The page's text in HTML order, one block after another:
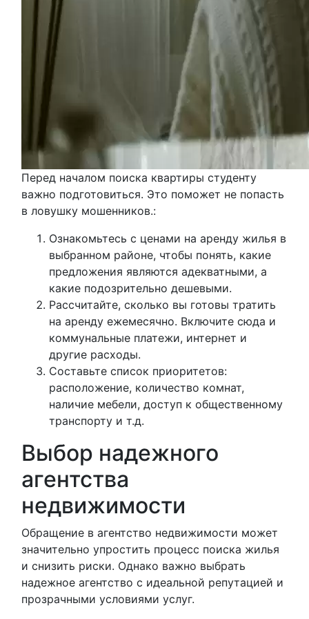
Перед началом поиска квартиры студенту
важно подготовиться. Это поможет не попасть
в ловушку мошенников.:
Ознакомьтесь с ценами на аренду жилья в
выбранном районе, чтобы понять, какие
предложения являются адекватными, а
какие подозрительно дешевыми.
Рассчитайте, сколько вы готовы тратить
на аренду ежемесячно. Включите сюда и
коммунальные платежи, интернет и
другие расходы.
Составьте список приоритетов:
расположение, количество комнат,
наличие мебели, доступ к общественному
транспорту и т.д.
Выбор надежного
агентства
недвижимости
Обращение в агентство недвижимости может
значительно упростить процесс поиска жилья
и снизить риски. Однако важно выбрать
надежное агентство с идеальной репутацией и
прозрачными условиями услуг.